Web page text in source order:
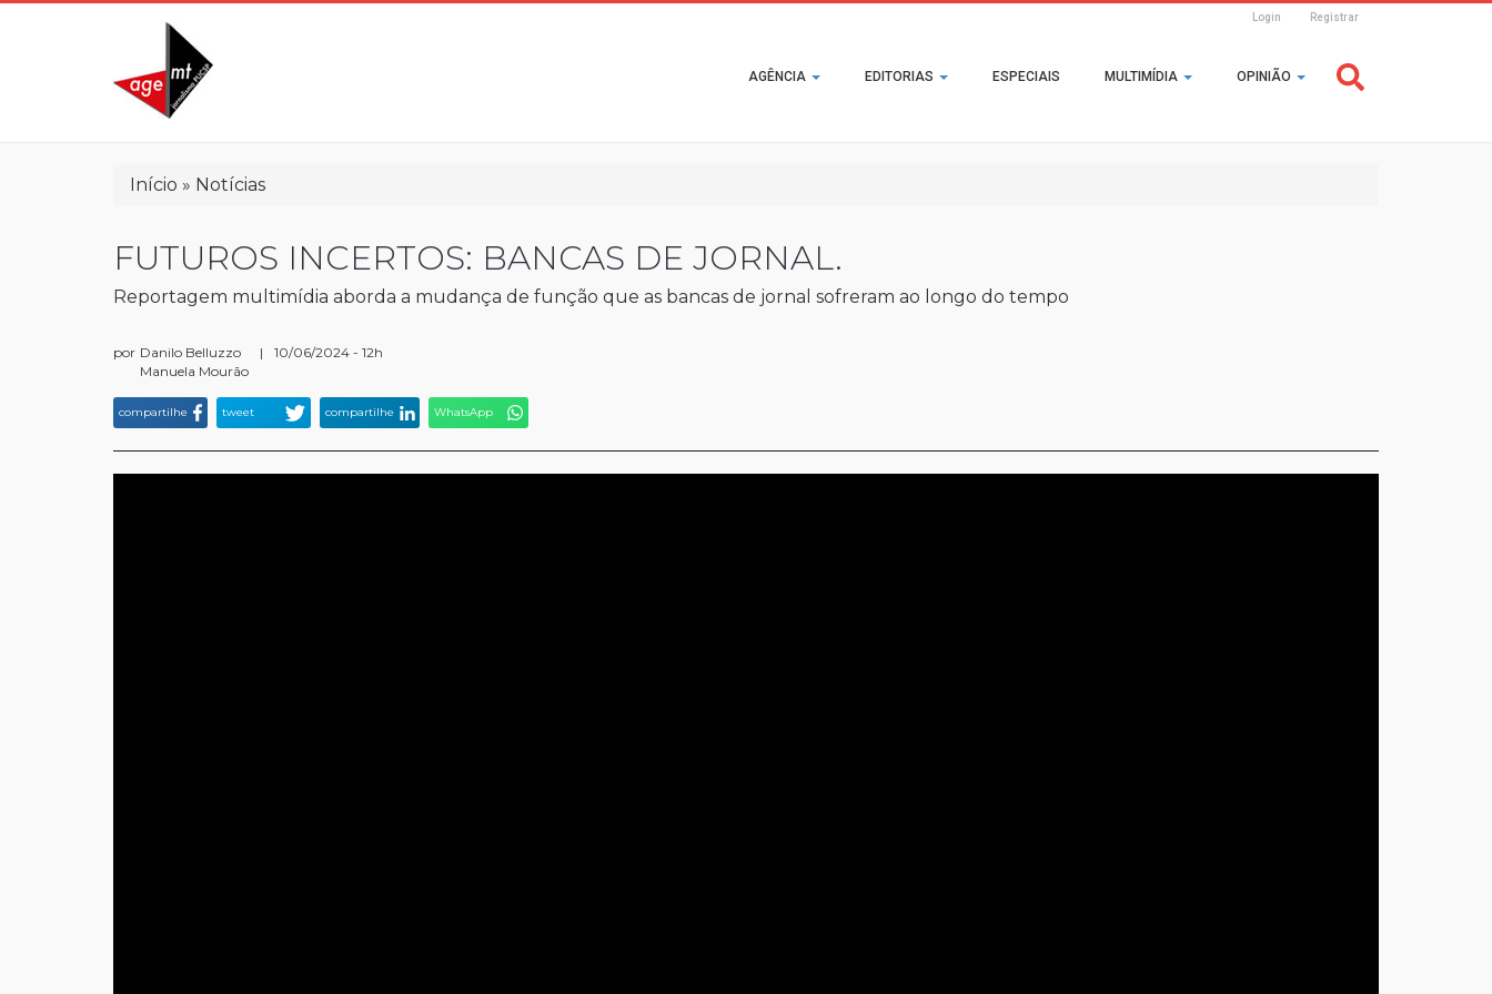
Login Registrar
Main
navigation
AGÊNCIA EDITORIAS ESPECIAIS MULTIMÍDIA OPINIÃO
Trilha
navegação
Início Notícias
FUTUROS INCERTOS: BANCAS DE JORNAL.
Reportagem multimídia aborda a mudança de função que as bancas de jornal sofreram ao longo do tempo
por Danilo Belluzzo
Manuela Mourão
| 10/06/2024 - 12h
compartilhe tweet compartilhe WhatsApp